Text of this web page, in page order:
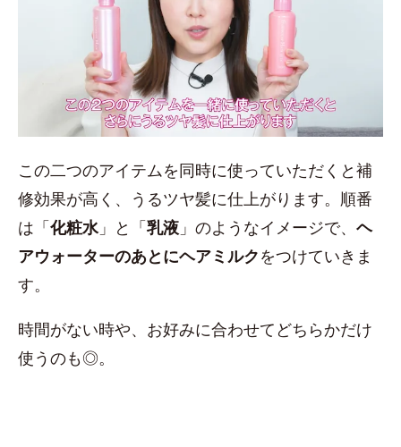
この二つのアイテムを同時に使っていただくと補
修効果が高く、うるツヤ髪に仕上がります。順番
は「化粧水」と「乳液 」のようなイメージで、 ヘ
アウォーターのあとにヘアミルクをつけていきま
す。
時間がない時や、お好みに合わせてどちらかだけ
使うのも◎。